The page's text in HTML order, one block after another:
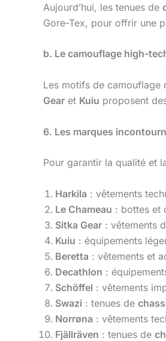
Aujourd’hui, les tenues de
Gore-Tex, pour offrir une
b. Le camouflage high-
Les motifs de camouflage
Gear et Kuiu proposent
6. Les marques
Pour garantir la qualité et
Harkila : vêtements
Le Chameau : bottes et
Sitka Gear : vêtements
Kuiu : équipements
Beretta : vêtements et
Decathlon :
Schöffel : vêtements
Swazi : tenues de
Norrøna : vêtements
Fjällräven : tenues de